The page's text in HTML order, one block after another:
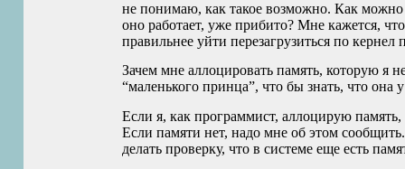
не понимаю, как такое возможно. Как можно
оно работает, уже прибито? Мне кажется,
правильнее уйти перезагрузиться по кернел
Зачем мне аллоцировать память, которую я
“маленького принца”, что бы знать, что она
Если я, как программист, аллоцирую
Если памяти нет, надо мне об этом
делать проверку, что в системе еще есть